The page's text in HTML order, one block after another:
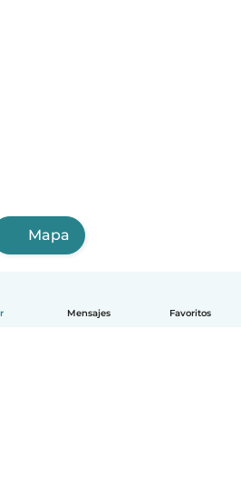
Mensajes Favoritos
Mapa